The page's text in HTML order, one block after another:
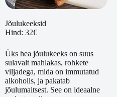
Jõulukeeksid
Hind: 32€
Üks hea jõulukeeks on suus
sulavalt mahlakas, rohkete
viljadega, mida on immutatud
alkoholis, ja pakatab
jõulumaitsest. See on ideaalne